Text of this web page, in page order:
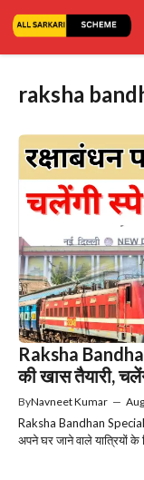
raksha
Raksha
की खास तैयारी,
ByNavneet Kumar —
Raksha Bandhan Special
अपने घर जाने वाले यात्रियों के